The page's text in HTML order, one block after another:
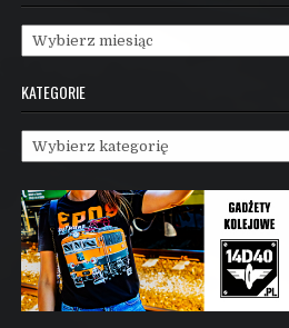
Archiwa
KATEGORIE
Kategorie